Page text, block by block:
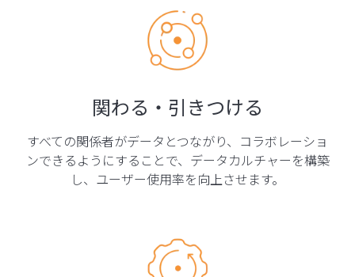
関わる・引きつける
すべての関係者がデータとつながり、コラボレーショ
ンできるようにすることで、データカルチャーを構築
し、ユーザー使用率を向上させます。